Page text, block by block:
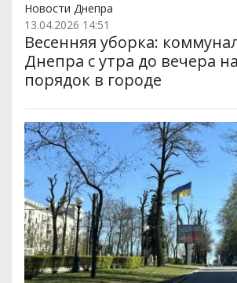
Новости Днепра
13.04.2026 14:51
Весенняя уборка:
Днепра с утра до вечера
порядок в городе